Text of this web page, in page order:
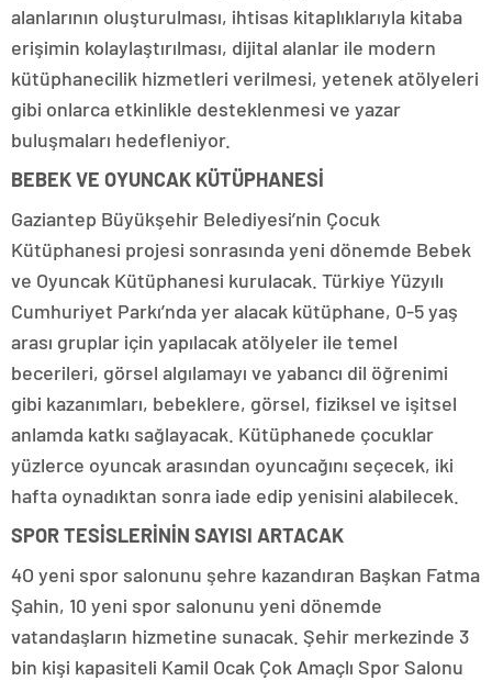
alanlarının oluşturulması, ihtisas kitaplıklarıyla kitaba
erişimin kolaylaştırılması, dijital alanlar ile modern
kütüphanecilik hizmetleri verilmesi, yetenek atölyeleri
gibi onlarca etkinlikle desteklenmesi ve yazar
buluşmaları hedefleniyor.
BEBEK VE OYUNCAK KÜTÜPHANESİ
Gaziantep Büyükşehir Belediyesi’nin Çocuk
Kütüphanesi projesi sonrasında yeni dönemde Bebek
ve Oyuncak Kütüphanesi kurulacak. Türkiye Yüzyılı
Cumhuriyet Parkı’nda yer alacak kütüphane, 0-5 yaş
arası gruplar için yapılacak atölyeler ile temel
becerileri, görsel algılamayı ve yabancı dil öğrenimi
gibi kazanımları, bebeklere, görsel, fiziksel ve işitsel
anlamda katkı sağlayacak. Kütüphanede çocuklar
yüzlerce oyuncak arasından oyuncağını seçecek, iki
hafta oynadıktan sonra iade edip yenisini alabilecek.
SPOR TESİSLERİNİN SAYISI ARTACAK
4O yeni spor salonunu şehre kazandıran Başkan Fatma
Şahin, 10 yeni spor salonunu yeni dönemde
vatandaşların hizmetine sunacak. Şehir merkezinde 3
bin kişi kapasiteli Kamil Ocak Çok Amaçlı Spor Salonu